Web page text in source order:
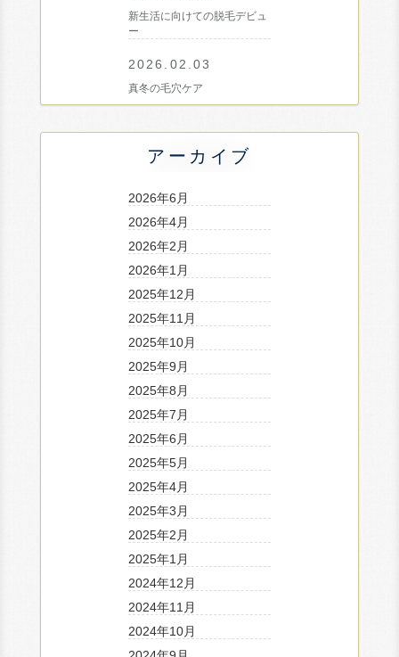
新生活に向けての脱毛デビュ
ー
2026.02.03
真冬の毛穴ケア
アーカイブ
2026年6月
2026年4月
2026年2月
2026年1月
2025年12月
2025年11月
2025年10月
2025年9月
2025年8月
2025年7月
2025年6月
2025年5月
2025年4月
2025年3月
2025年2月
2025年1月
2024年12月
2024年11月
2024年10月